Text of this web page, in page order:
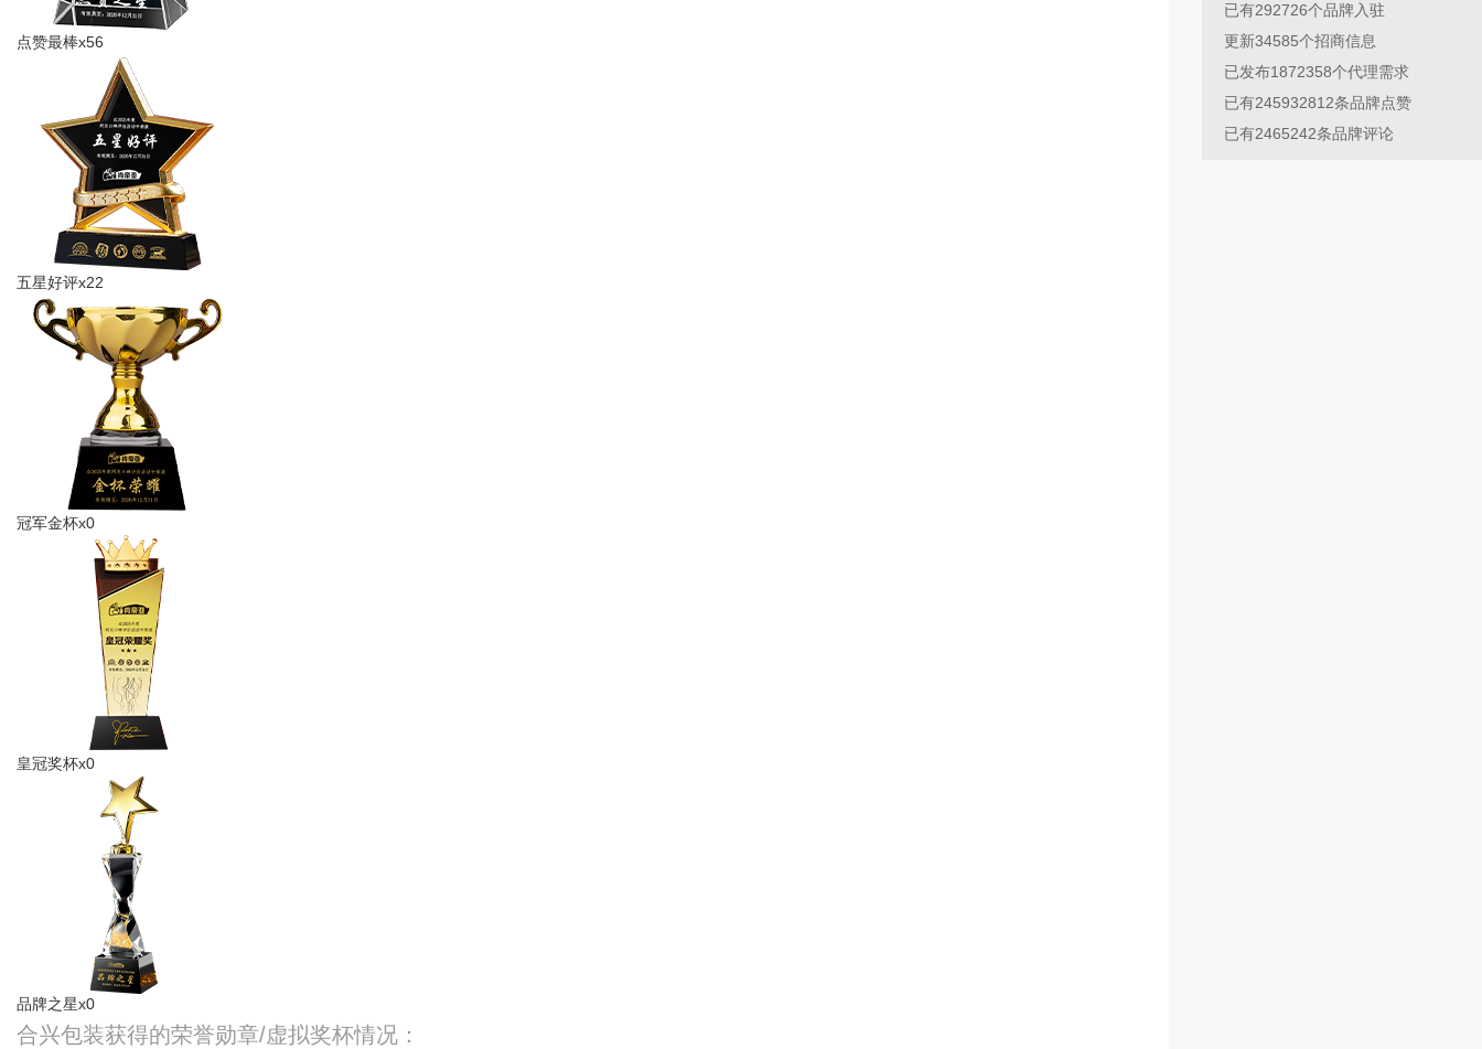
点赞最棒x56
五星好评x22
冠军金杯x0
皇冠奖杯x0
品牌之星x0
合兴包装获得的荣誉勋章/虚拟奖杯情况：
已有292726个品牌入驻
更新34585个招商信息
已发布1872358个代理需求
已有245932812条品牌点赞
已有2465242条品牌评论